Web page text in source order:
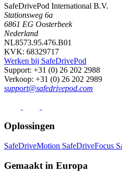
SafeDrivePod International B.V.
Stationsweg 6a
6861 EG Oosterbeek
Nederland
NL8573.95.476.B01
KVK: 68329717
Werken bij SafeDrivePod
Support: +31 (0) 26 202 2988
Verkoop: +31 (0) 26 202 2989
support@safedrivepod.com
Oplossingen
SafeDriveMotion SafeDriveFocus
Gemaakt in Europa